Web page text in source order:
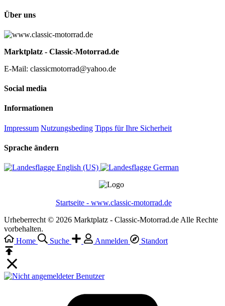
Über uns
Marktplatz - Classic-Motorrad.de
E-Mail: classicmotorrad@yahoo.de
Social media
Informationen
Impressum Nutzungsbeding Tipps für Ihre Sicherheit
Sprache ändern
English (US)‎ German‎
Startseite - www.classic-motorrad.de
Urheberrecht © 2026 Marktplatz - Classic-Motorrad.de Alle Rechte
vorbehalten.
Home
Suche Anmelden Standort